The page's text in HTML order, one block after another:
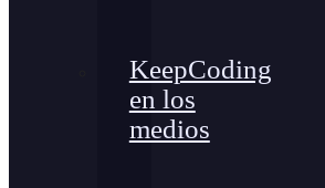
KeepCoding
en los
medios